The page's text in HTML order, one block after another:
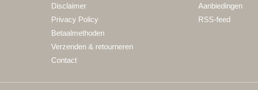
Disclaimer
Privacy Policy
Betaalmethoden
Verzenden & retourneren
Contact
Aanbiedingen
RSS-feed